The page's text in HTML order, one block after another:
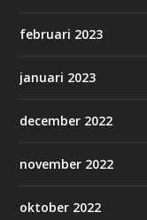
februari 2023
januari 2023
december 2022
november 2022
oktober 2022